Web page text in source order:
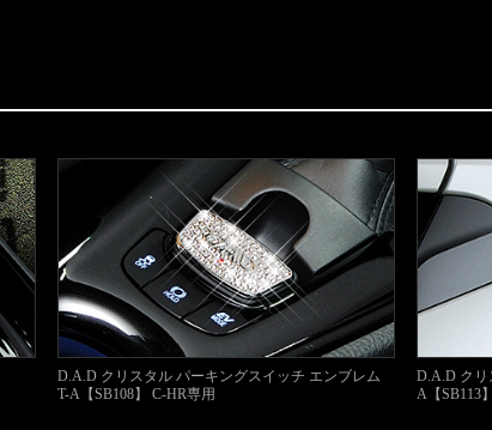
D.A.D クリスタル パーキングスイッチ エンブレム
T-A【SB108】 C-HR専用
D.A.D クリ
A【SB113